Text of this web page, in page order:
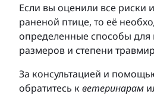
Если вы оценили все риски
раненой птице, то её
определенные способы для
размеров и степени
За консультацией и
обратитесь к ветеринарам